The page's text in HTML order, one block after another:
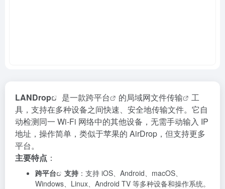
LANDrop 是一款跨平台 的局域网文件传输
工
具，支持在多种设备之间快速、安全地传输文件。它自
动检测同一 Wi-Fi 网络中的其他设备，无需手动输入 IP
地址，操作简单，类似于苹果的 AirDrop，但支持更多
平台。
主要特点 ：
跨平台 支持 ：支持 iOS、Android、macOS、
Windows、Linux、Android TV 等多种设备和操作系统。